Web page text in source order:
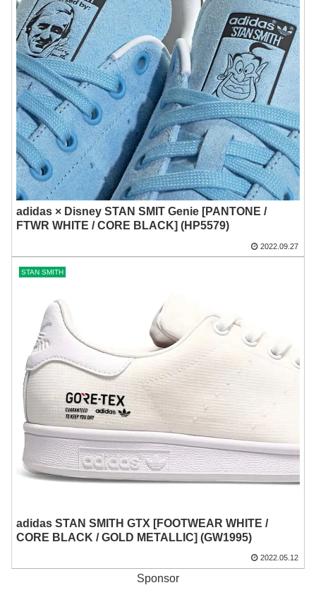
adidas × Disney STAN SMIT Genie [PANTONE /
FTWR WHITE / CORE BLACK] (HP5579)
2022.09.27
STAN SMITH
adidas STAN SMITH GTX [FOOTWEAR WHITE /
CORE BLACK / GOLD METALLIC] (GW1995)
2022.05.12
Sponsor